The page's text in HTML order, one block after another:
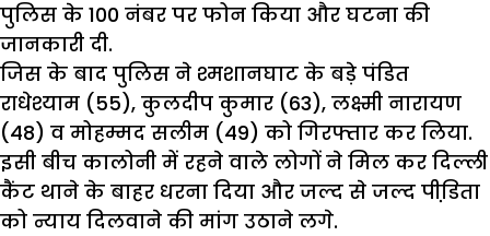
पुलिस के 100 नंबर पर फोन किया और घटना की
जानकारी दी.
जिस के बाद पुलिस ने श्मशानघाट के बड़े पंडित
राधेश्याम (55), कुलदीप कुमार (63), लक्ष्मी नारायण
(48) व मोहम्मद सलीम (49) को गिरफ्तार कर लिया.
इसी बीच कालोनी में रहने वाले लोगों ने मिल कर दिल्ली
कैंट थाने के बाहर धरना दिया और जल्द से जल्द पीडि़ता
को न्याय दिलवाने की मांग उठाने लगे.